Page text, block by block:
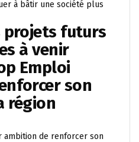
à bâtir une société plus
projets futurs
à venir
Emploi
son
région
ambition de renforcer son